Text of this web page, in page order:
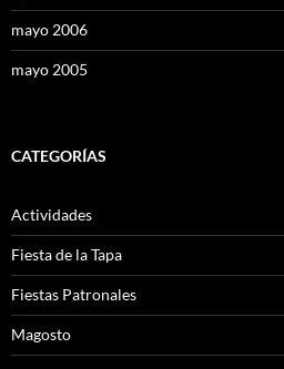
mayo 2006
mayo 2005
CATEGORÍAS
Actividades
Fiesta de la Tapa
Fiestas Patronales
Magosto